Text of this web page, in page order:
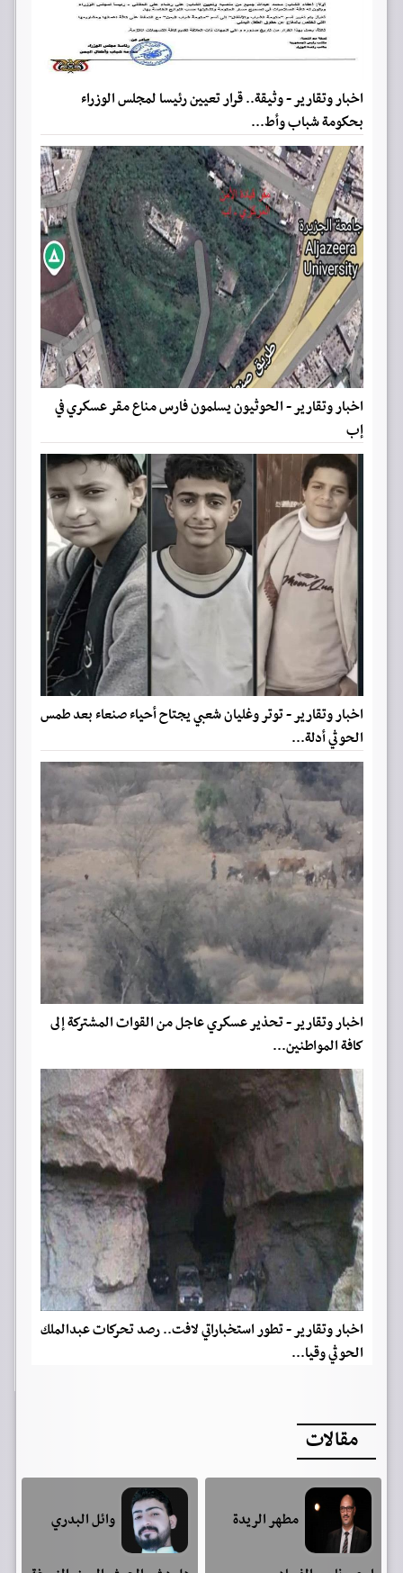
اخبار وتقارير - وثيقة.. قرار تعيين رئيسا لمجلس الوزراء
بحكومة شباب وأط...
اخبار وتقارير - الحوثيون يسلمون فارس مناع مقر عسكري في
إب
اخبار وتقارير - توتر وغليان شعبي يجتاح أحياء صنعاء بعد طمس
الحوثي أدلة...
اخبار وتقارير - تحذير عسكري عاجل من القوات المشتركة إلى
كافة المواطنين...
اخبار وتقارير - تطور استخباراتي لافت.. رصد تحركات عبدالملك
الحوثي وقيا...
مقالات
مطهر الريدة وائل البدري